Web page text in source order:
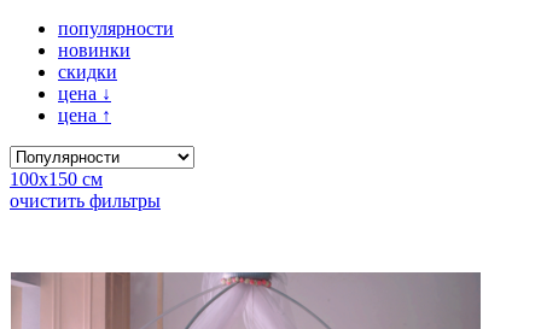
популярности
новинки
скидки
цена ↓
цена ↑
100х150 см
очистить фильтры